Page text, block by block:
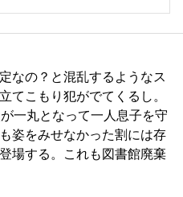
なの？と混乱するようなス
てこもり犯がでてくるし。
一丸となって一人息子を守
姿をみせなかった割には存
場する。これも図書館廃棄